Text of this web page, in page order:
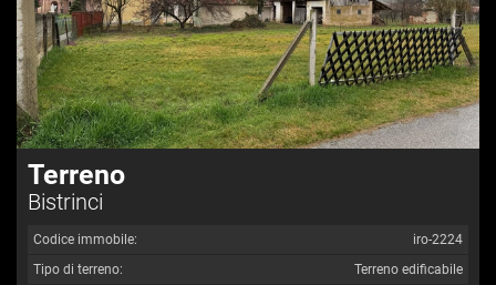
Terreno
Bistrinci
Codice immobile:
iro-2224
Tipo di terreno:
Terreno edificabile